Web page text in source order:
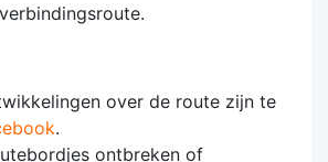
over de route zijn te
.
ontbreken of